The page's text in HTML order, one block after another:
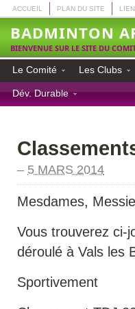
ACCUEIL PLAN DU SITE
BADMINTON
BIENVENUE SUR LE SITE DU
Le Comité Les Clubs
Dév. Durable
– 5 MARS 2014
Mesdames,
Vous trouverez ci-
déroulé à Vals les
Sportivement